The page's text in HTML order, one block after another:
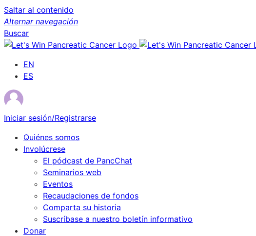
Saltar al contenido
Alternar navegación
Buscar
EN
ES
Iniciar sesión/Registrarse
Quiénes somos
Involúcrese
El pódcast de PancChat
Seminarios web
Eventos
Recaudaciones de fondos
Comparta su historia
Suscríbase a nuestro boletín informativo
Donar